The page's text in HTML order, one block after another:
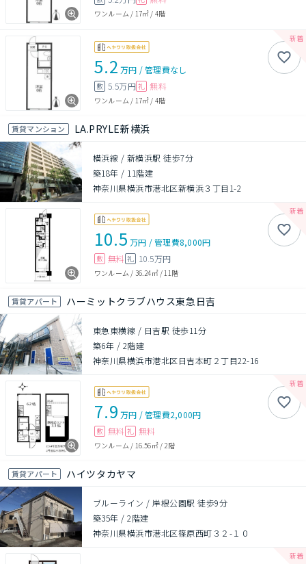
ワンルーム / 17㎡ / 4階
5.2 万円 /管理費なし
敷 5.5万円 礼 無料
ワンルーム / 17㎡ / 4階
賃貸マンション LA.PRYLE新横浜
横浜線 / 新横浜駅 徒歩7分
築18年 / 11階建
神奈川県横浜市港北区新横浜３丁目1-2
10.5 万円 /管理費8,000円
敷 無料 礼 10.5万円
ワンルーム / 36.24㎡/11階
賃貸アパート ハーミットクラブハウス東急日吉
東急東横線 / 日吉駅 徒歩11分
築6年 / 2階建
神奈川県横浜市港北区日吉本町２丁目22-16
7.9 万円 /管理費2,000円
敷 無料 礼 無料
ワンルーム / 16.56㎡/2階
賃貸アパート ハイツタカヤマ
ブルーライン / 岸根公園駅 徒歩9分
築35年 /2階建
神奈川県横浜市港北区篠原西町３２-１０